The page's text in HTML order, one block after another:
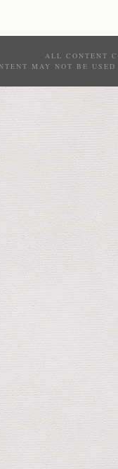
ALL CONTENT
MAY NOT BE